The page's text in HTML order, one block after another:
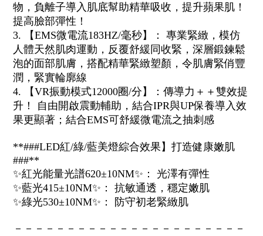
物，負離子導入肌底幫助精華吸收，提升蘋果肌！
提高臉部彈性！
3. 【EMS微電流183HZ/毫秒】： 專業緊緻，模仿
人體天然肌肉運動，反覆舒緩同收緊，深層鍛鍊鬆
泡的面部肌膚，搭配精華緊緻塑顏，令肌膚緊俏豐
潤，緊實輪廓線
4. 【VR振動模式12000圈/分】：傳導力＋＋雙效提
升！ 自由開啟震動輔助，結合IPR與UP保養導入效
果更顯著；結合EMS可舒緩微電流之抽刺感
**###LED紅/綠/藍美燈綜合效果】打造健康嫩肌
###**
✨紅光能量光譜620±10NM✨ ： 光澤有彈性
✨藍光415±10NM✨ ： 抗敏通透，穩定嫩肌
✨綠光530±10NM✨ ： 防守初老緊緻肌
－－－－－－－－－－－－－－－－－－－－－－